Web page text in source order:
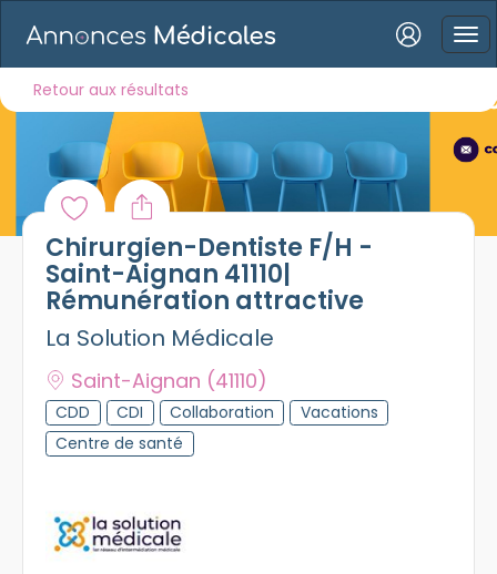
Mot de passe oublié ?
Connexion
Se connecter avec LinkedIn
Retour aux résultats
Chirurgien-Dentiste F/H -
Saint-Aignan 41110|
Rémunération attractive
La Solution Médicale
Saint-Aignan (41110)
CDD CDI Collaboration
Vacations
Centre de santé